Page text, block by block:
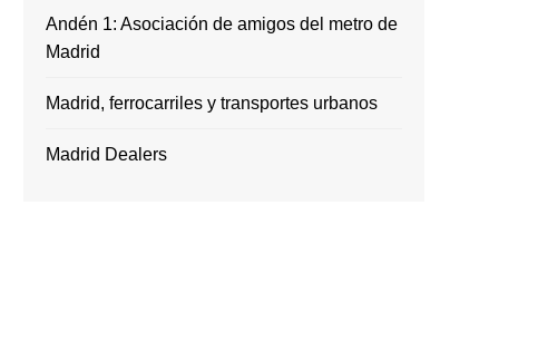
Andén 1: Asociación de amigos del metro de
Madrid
Madrid, ferrocarriles y transportes urbanos
Madrid Dealers